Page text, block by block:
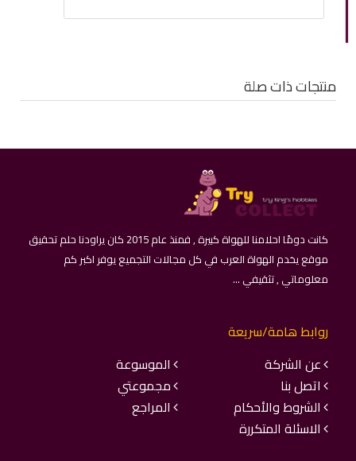
منتجات ذات صلة
كانت دومًا احلامنا للهواة كبيرة , فمنذ عام 2015 كان يراودنا حلم تحقيق
موقع يخدم الهواة العرب في كل مجالات التجميع يوفر اكبر كم
معلوماتي , تثقيفي ...
روابط هامة/سريعة
عن الشركة
الموسوعة
اتصل بنا
مجموعتي
الشروط والأحكام
المراجع
الاسئلة المتكررة